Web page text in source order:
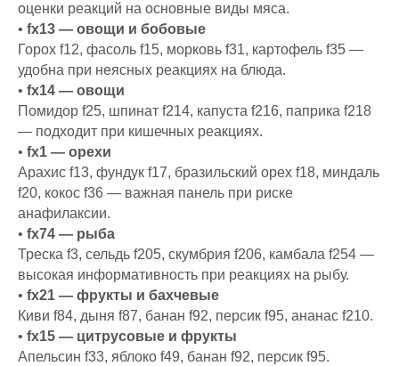
оценки реакций на основные виды мяса.
• fx13 — овощи и бобовые
Горох f12, фасоль f15, морковь f31, картофель f35 —
удобна при неясных реакциях на блюда.
• fx14 — овощи
Помидор f25, шпинат f214, капуста f216, паприка f218
— подходит при кишечных реакциях.
• fx1 — орехи
Арахис f13, фундук f17, бразильский орех f18, миндаль
f20, кокос f36 — важная панель при риске
анафилаксии.
• fx74 — рыба
Треска f3, сельдь f205, скумбрия f206, камбала f254 —
высокая информативность при реакциях на рыбу.
• fx21 — фрукты и бахчевые
Киви f84, дыня f87, банан f92, персик f95, ананас f210.
• fx15 — цитрусовые и фрукты
Апельсин f33, яблоко f49, банан f92, персик f95.